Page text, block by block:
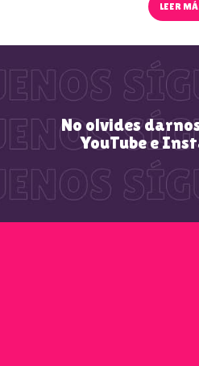
LEER
No olvides
YouTube e